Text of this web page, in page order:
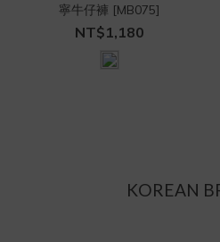
寧牛仔褲 [MB075]
NT$1,180
KOREAN